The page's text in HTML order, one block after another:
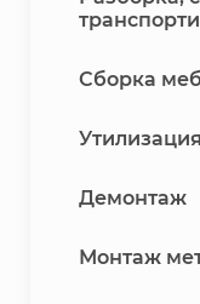
Сборка
Демонтаж
Монтаж